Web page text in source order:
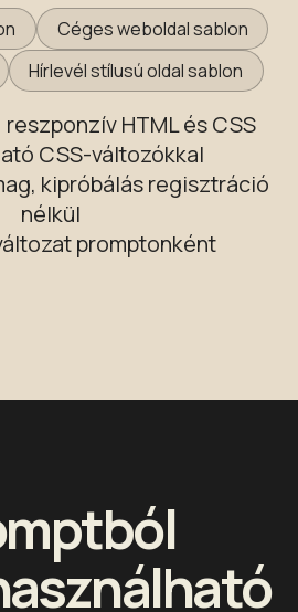
Céges weboldal sablon
Hírlevél stílusú oldal sablon
HTML és CSS
CSS-változókkal
kipróbálás regisztráció
nélkül
promptonként